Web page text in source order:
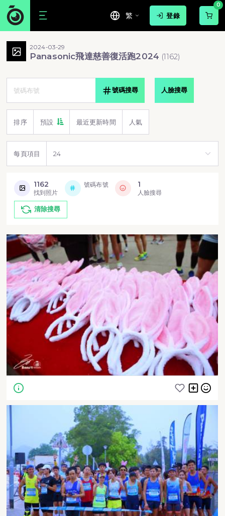
繁 登錄
0
2024-03-29
Panasonic飛達慈善復活跑2024 (1162)
號碼搜尋 人臉搜尋
排序 預設 最近更新時間 人氣
每頁項目
1162
找到照片
號碼布號 1
人臉搜尋
清除搜尋